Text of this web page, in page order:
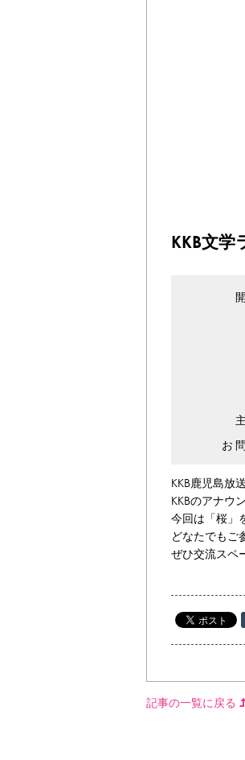
KKB文学
お
KKB鹿児島放
KKBのアナウ
今回は「桜」
どなたでもご
ぜひ交流スペ
記事の一覧に戻る